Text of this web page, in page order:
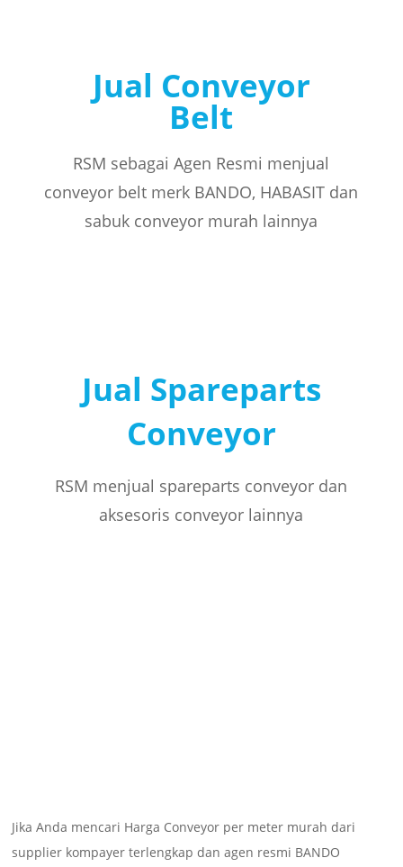
Jual Conveyor
Belt
RSM sebagai Agen Resmi menjual
conveyor belt merk BANDO, HABASIT dan
sabuk conveyor murah lainnya
Jual Spareparts
Conveyor
RSM menjual spareparts conveyor dan
aksesoris conveyor lainnya
Jika Anda mencari Harga Conveyor per meter murah dari
supplier kompayer terlengkap dan agen resmi BANDO